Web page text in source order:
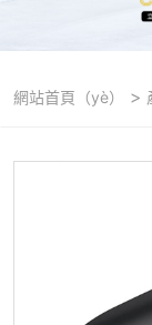
網站首頁（yè） >